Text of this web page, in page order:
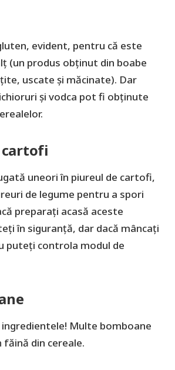
evident, pentru că este
(un produs obținut din boabe
uscate și măcinate). Dar
și vodca pot fi obținute
cartofi
uneori în piureul de cartofi,
de legume pentru a spori
preparați acasă aceste
în siguranță, dar dacă mâncați
puteți controla modul de
Multe bomboane
făină din cereale.